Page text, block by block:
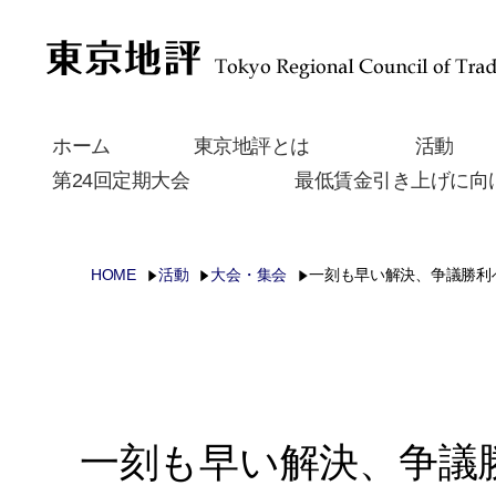
ホーム 東京地評とは
活動
第24回定期大会
最低賃金引き上げに
HOME 活動 大会・集会 一刻も早い解決、争議勝
一刻も早い解決、争